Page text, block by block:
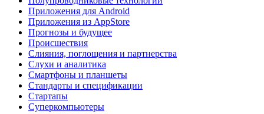
Приложения для Android
Приложения из AppStore
Прогнозы и будущее
Происшествия
Слияния, поглощения и партнерства
Слухи и аналитика
Смартфоны и планшеты
Стандарты и спецификации
Стартапы
Суперкомпьютеры